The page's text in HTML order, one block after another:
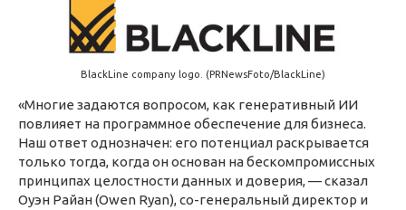
BlackLine company logo. (PRNewsFoto/BlackLine)
«Многие задаются вопросом, как генеративный ИИ
повлияет на программное обеспечение для бизнеса.
Наш ответ однозначен: его потенциал раскрывается
только тогда, когда он основан на бескомпромиссных
принципах целостности данных и доверия, — сказал
Оуэн Райан (Owen Ryan), со-генеральный директор и